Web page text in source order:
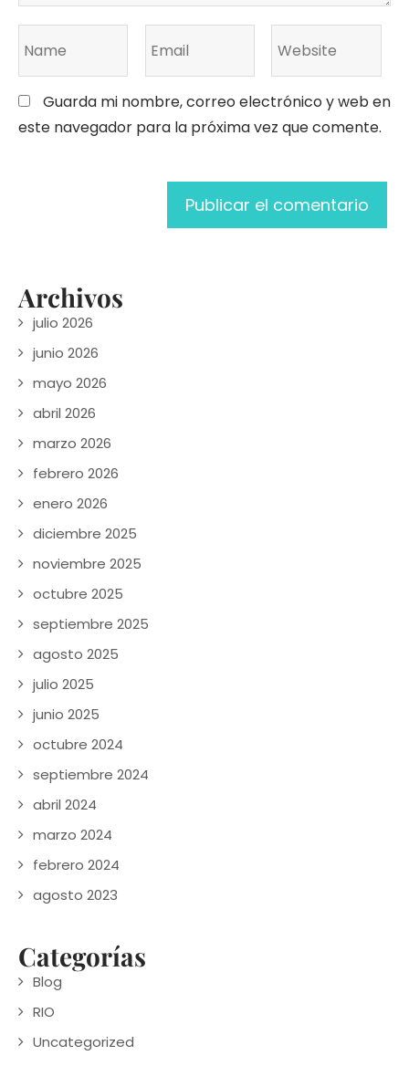
Guarda mi nombre, correo electrónico y web en
este navegador para la próxima vez que comente.
Archivos
julio 2026
junio 2026
mayo 2026
abril 2026
marzo 2026
febrero 2026
enero 2026
diciembre 2025
noviembre 2025
octubre 2025
septiembre 2025
agosto 2025
julio 2025
junio 2025
octubre 2024
septiembre 2024
abril 2024
marzo 2024
febrero 2024
agosto 2023
Categorías
Blog
RIO
Uncategorized